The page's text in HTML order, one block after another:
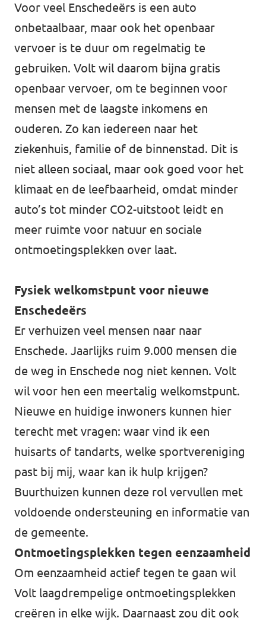
Voor veel Enschedeërs is een auto
onbetaalbaar, maar ook het openbaar
vervoer is te duur om regelmatig te
gebruiken. Volt wil daarom bijna gratis
openbaar vervoer, om te beginnen voor
mensen met de laagste inkomens en
ouderen. Zo kan iedereen naar het
ziekenhuis, familie of de binnenstad. Dit is
niet alleen sociaal, maar ook goed voor het
klimaat en de leefbaarheid, omdat minder
auto’s tot minder CO2-uitstoot leidt en
meer ruimte voor natuur en sociale
ontmoetingsplekken over laat.
Fysiek welkomstpunt voor nieuwe
Enschedeërs
Er verhuizen veel mensen naar naar
Enschede. Jaarlijks ruim 9.000 mensen die
de weg in Enschede nog niet kennen. Volt
wil voor hen een meertalig welkomstpunt.
Nieuwe en huidige inwoners kunnen hier
terecht met vragen: waar vind ik een
huisarts of tandarts, welke sportvereniging
past bij mij, waar kan ik hulp krijgen?
Buurthuizen kunnen deze rol vervullen met
voldoende ondersteuning en informatie van
de gemeente.
Ontmoetingsplekken tegen eenzaamheid
Om eenzaamheid actief tegen te gaan wil
Volt laagdrempelige ontmoetingsplekken
creëren in elke wijk. Daarnaast zou dit ook